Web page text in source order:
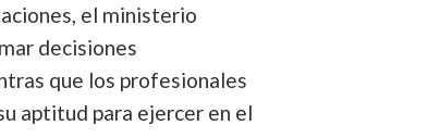
el ministerio
decisiones
que los profesionales
aptitud para ejercer en el